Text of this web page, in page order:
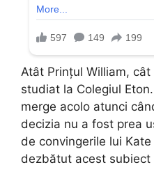
Atât Prințul William,
studiat la Colegiul
merge acolo atunci
decizia nu a fost prea
de convingerile lui
dezbătut acest subiect